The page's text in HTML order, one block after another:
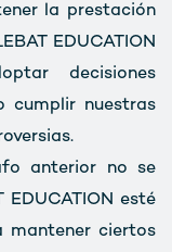
la prestación
EDUCATION
decisiones
cumplir nuestras
anterior no se
esté
mantener ciertos